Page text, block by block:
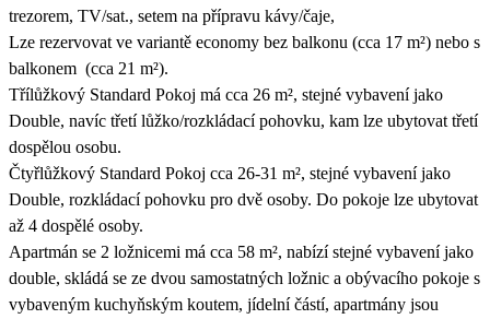
trezorem, TV/sat., setem na přípravu kávy/čaje,
Lze rezervovat ve variantě economy bez balkonu (cca 17 m²) nebo s
balkonem (cca 21 m²).
Třílůžkový Standard Pokoj má cca 26 m², stejné vybavení jako
Double, navíc třetí lůžko/rozkládací pohovku, kam lze ubytovat třetí
dospělou osobu.
Čtyřlůžkový Standard Pokoj cca 26-31 m², stejné vybavení jako
Double, rozkládací pohovku pro dvě osoby. Do pokoje lze ubytovat
až 4 dospělé osoby.
Apartmán se 2 ložnicemi má cca 58 m², nabízí stejné vybavení jako
double, skládá se ze dvou samostatných ložnic a obývacího pokoje s
vybaveným kuchyňským koutem, jídelní částí, apartmány jsou